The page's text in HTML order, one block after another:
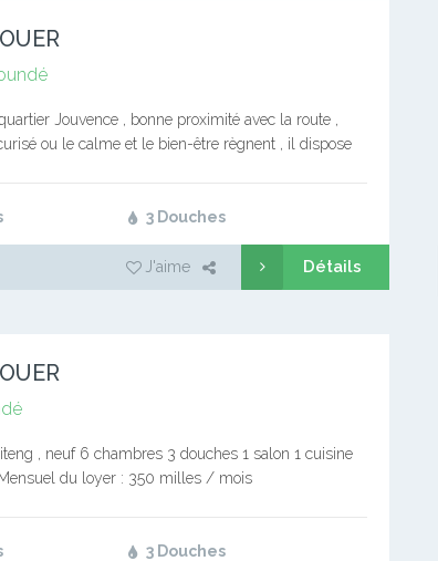
Jouvence , bonne proximité avec la route ,
ou le calme et le bien-être règnent , il dispose
3 Douches
J'aime Détails
, neuf 6 chambres 3 douches 1 salon 1 cuisine
du loyer : 350 milles / mois
3 Douches